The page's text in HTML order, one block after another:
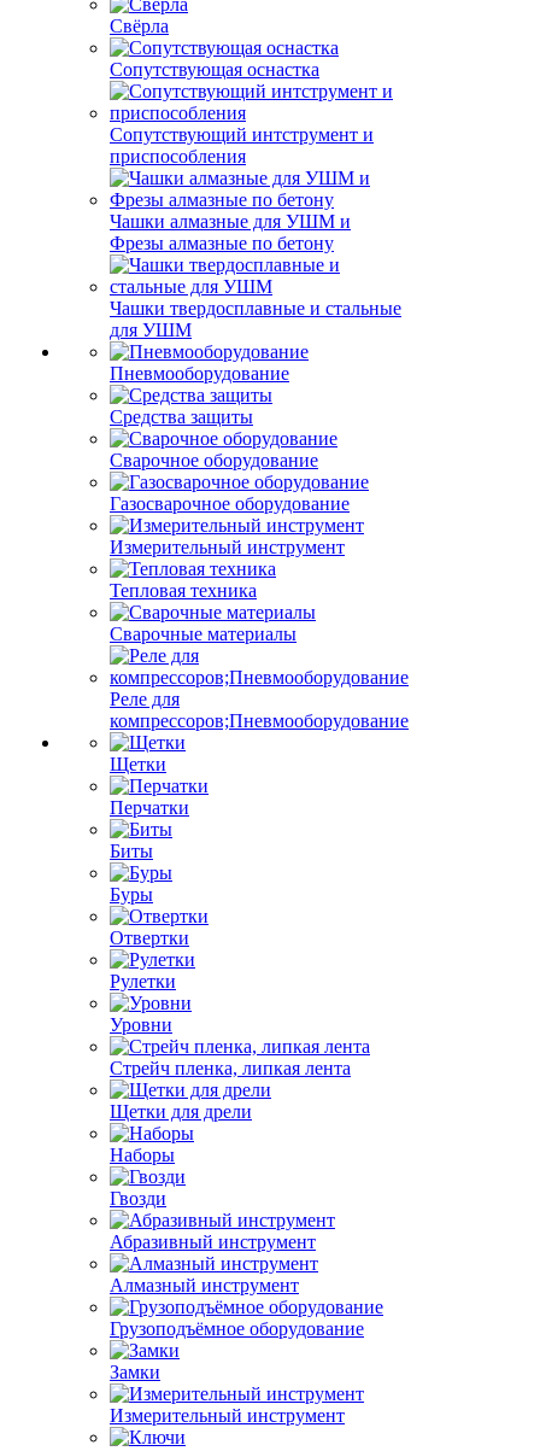
Свёрла
Сопутствующая оснастка
Сопутствующий интструмент и
приспособления
Чашки алмазные для УШМ и
Фрезы алмазные по бетону
Чашки твердосплавные и стальные
для УШМ
Пневмооборудование
Средства защиты
Сварочное оборудование
Газосварочное оборудование
Измерительный инструмент
Тепловая техника
Сварочные материалы
Реле для
компрессоров;Пневмооборудование
Щетки
Перчатки
Биты
Буры
Отвертки
Рулетки
Уровни
Стрейч пленка, липкая лента
Щетки для дрели
Наборы
Гвозди
Абразивный инструмент
Алмазный инструмент
Грузоподъёмное оборудование
Замки
Измерительный инструмент